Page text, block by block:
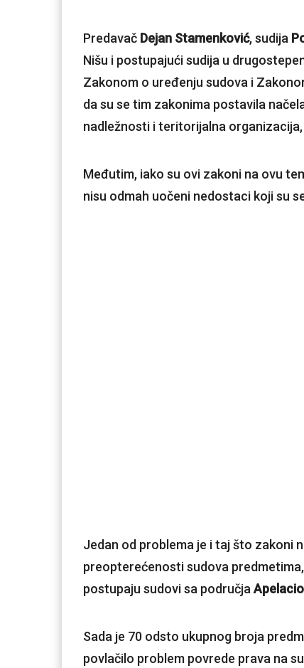
Predavač Dejan Stamenković, sudija
Nišu i postupajući sudija u
Zakonom o uređenju sudova i
da su se tim zakonima postavila
nadležnosti i teritorijalna
Međutim, iako su ovi zakoni na ovu
nisu odmah uočeni nedostaci koji su
Jedan od problema je i taj što zakoni
preopterećenosti sudova
postupaju sudovi sa područja
Sada je 70 odsto ukupnog broja
povlačilo problem povrede prava na